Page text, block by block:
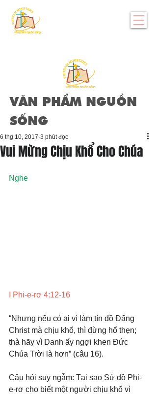
VĂN PHẨM NGUỒN
SỐNG
Vui Mừng Chịu Khổ Cho Chúa
6 thg 10, 2017 3 phút đọc
Nghe
I Phi-e-rơ 4:12-16
“Nhưng nếu có ai vì làm tín đồ Đấng
Christ mà chịu khổ, thì đừng hổ thẹn;
thà hãy vì Danh ấy ngợi khen Đức
Chúa Trời là hơn” (câu 16).
Câu hỏi suy ngẫm: Tại sao Sứ đồ Phi-
e-rơ cho biết một người chịu khổ vì